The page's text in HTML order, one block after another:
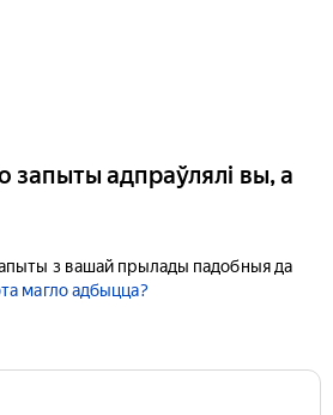
запыты адпраўлялі вы, а
з вашай прылады падобныя да
магло адбыцца?